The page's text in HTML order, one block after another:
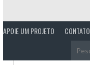
APOIE UM PROJETO CONTATO